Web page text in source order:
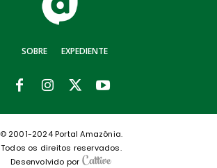
SOBRE EXPEDIENTE
© 2001-2024 Portal Amazônia.
Todos os direitos reservados.
Desenvolvido por